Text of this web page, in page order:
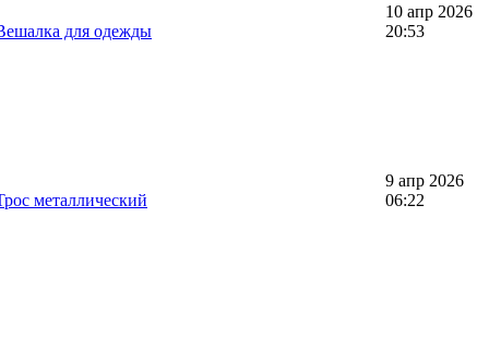
для одежды
10 апр 2026
20:53
металлический
9 апр 2026
06:22